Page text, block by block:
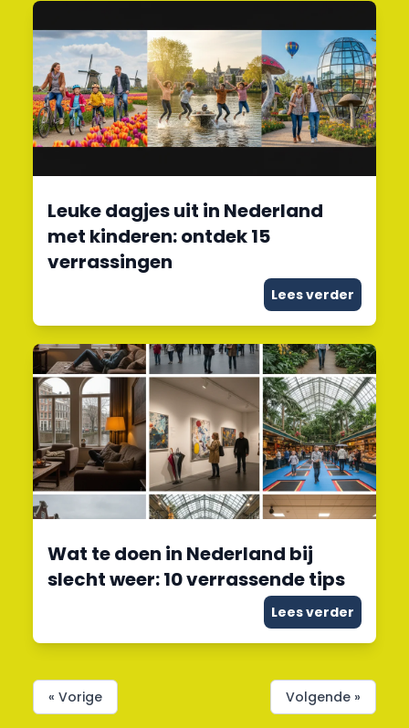
Leuke dagjes uit in Nederland
met kinderen: ontdek 15
verrassingen
Lees verder
Wat te doen in Nederland bij
slecht weer: 10 verrassende tips
Lees verder
« Vorige Volgende »